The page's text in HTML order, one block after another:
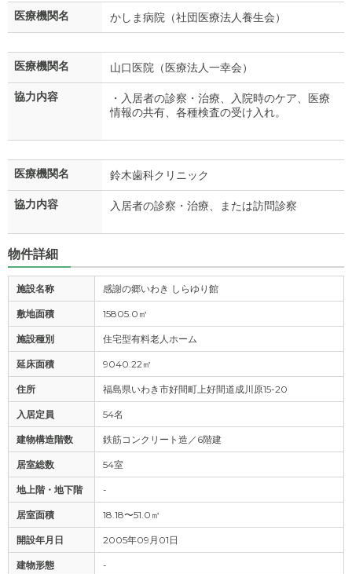
医療機関名 かしま病院（社団医療法人養生会）
医療機関名 山口医院（医療法人一幸会）
協力内容
・入居者の診察・治療、入院時のケア、医療
情報の共有、各種検査の受け入れ。
医療機関名 鈴木歯科クリニック
協力内容 入居者の診察・治療、または訪問診察
物件詳細
施設名称 感謝の郷いわき しらゆり館
敷地面積 15805.0㎡
施設種別 住宅型有料老人ホーム
延床面積 9040.22㎡
住所 福島県いわき市好間町上好間道成川原15-20
入居定員 54名
建物構造階数 鉄筋コンクリート造／6階建
居室総数 54室
地上階・地下階 -
居室面積 18.18〜51.0㎡
開設年月日 2005年09月01日
建物形態 -